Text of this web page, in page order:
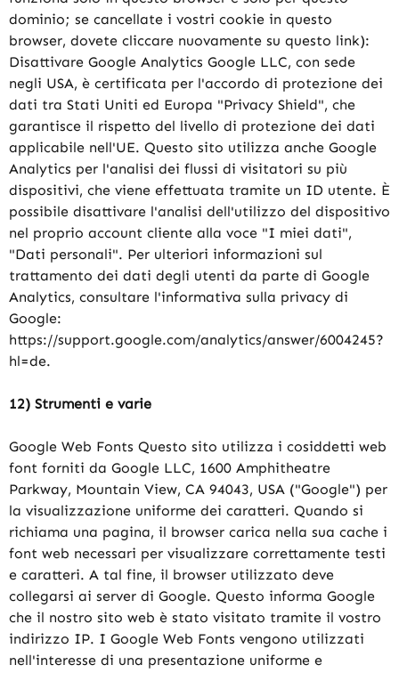
dominio; se cancellate i vostri cookie in questo
browser, dovete cliccare nuovamente su questo link):
Disattivare Google Analytics Google LLC, con sede
negli USA, è certificata per l'accordo di protezione dei
dati tra Stati Uniti ed Europa "Privacy Shield", che
garantisce il rispetto del livello di protezione dei dati
applicabile nell'UE. Questo sito utilizza anche Google
Analytics per l'analisi dei flussi di visitatori su più
dispositivi, che viene effettuata tramite un ID utente. È
possibile disattivare l'analisi dell'utilizzo del dispositivo
nel proprio account cliente alla voce "I miei dati",
"Dati personali". Per ulteriori informazioni sul
trattamento dei dati degli utenti da parte di Google
Analytics, consultare l'informativa sulla privacy di
Google:
https://support.google.com/analytics/answer/6004245?
hl=de.
12) Strumenti e varie
Google Web Fonts Questo sito utilizza i cosiddetti web
font forniti da Google LLC, 1600 Amphitheatre
Parkway, Mountain View, CA 94043, USA ("Google") per
la visualizzazione uniforme dei caratteri. Quando si
richiama una pagina, il browser carica nella sua cache i
font web necessari per visualizzare correttamente testi
e caratteri. A tal fine, il browser utilizzato deve
collegarsi ai server di Google. Questo informa Google
che il nostro sito web è stato visitato tramite il vostro
indirizzo IP. I Google Web Fonts vengono utilizzati
nell'interesse di una presentazione uniforme e